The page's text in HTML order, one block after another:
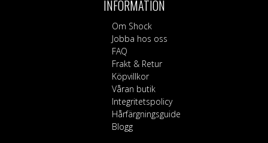
olika
alternativen
kan
väljas
på
produktsidan
INFORMATION
Om Shock
Jobba hos oss
FAQ
Frakt & Retur
Köpvillkor
Våran butik
Integritetspolicy
Hårfärgningsguide
Blogg